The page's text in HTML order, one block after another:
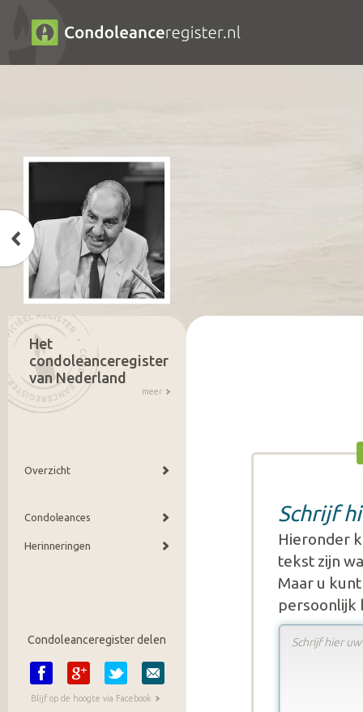
Schrijf
Hieronder
tekst zijn
Maar u
persoonlijk
Het
condoleanceregister
van Nederland
meer
Overzicht
Condoleances
Herinneringen
Condoleanceregister delen
Blijf op de hoogte via Facebook